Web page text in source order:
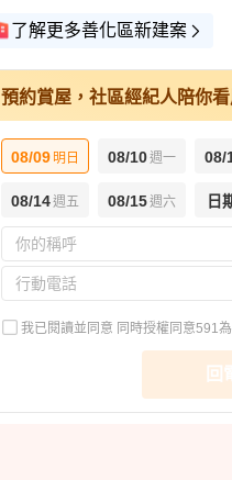
宣傳圖(1)
了解更多善化區新建案
預約賞屋，社區經紀人陪你
08/09 明日 08/10週一 08/
08/14週五 08/15週六 日
我已閱讀並同意 同時授權同意591
回